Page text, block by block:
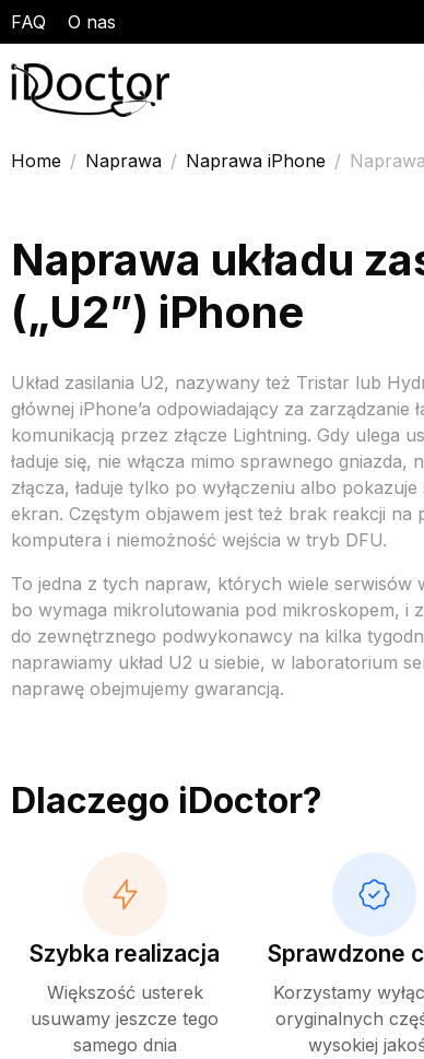
FAQ O nas
Home Naprawa Naprawa iPhone
Naprawa układu
(„U2”) iPhone
Układ zasilania U2, nazywany też Tristar lub
głównej iPhone’a odpowiadający za zarządzanie
komunikacją przez złącze Lightning. Gdy ulega
ładuje się, nie włącza mimo sprawnego gniazda,
złącza, ładuje tylko po wyłączeniu albo pokazuje
ekran. Częstym objawem jest też brak reakcji na
komputera i niemożność wejścia w tryb DFU.
To jedna z tych napraw, których wiele serwisów
bo wymaga mikrolutowania pod mikroskopem, i
do zewnętrznego podwykonawcy na kilka
naprawiamy układ U2 u siebie, w laboratorium
naprawę obejmujemy gwarancją.
Dlaczego iDoctor?
Szybka realizacja
Większość usterek
usuwamy jeszcze tego
samego dnia
Sprawdzone
Korzystamy
oryginalnych
wysokiej